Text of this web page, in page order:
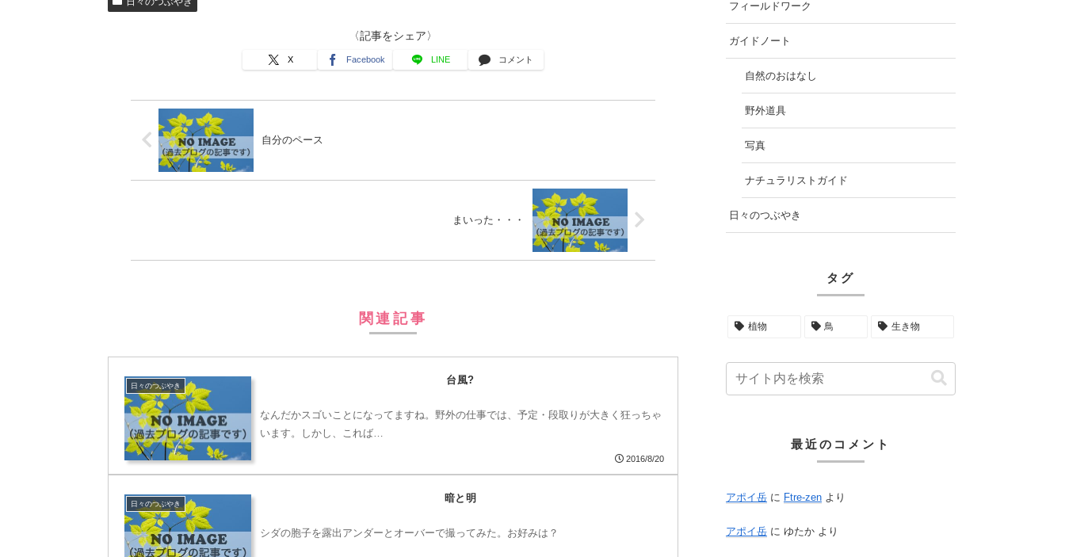
〈記事をシェア〉
X Facebook LINE コメント
自分のペース
まいった・・・
関連記事
日々のつぶやき
台風?
なんだかスゴいことになってますね。野外の仕事では、予定・段取りが大きく狂っちゃ
います。しかし、これば…
2016/8/20
日々のつぶやき
暗と明
シダの胞子を露出アンダーとオーバーで撮ってみた。お好みは？
フィールドワーク
ガイドノート
自然のおはなし
野外道具
写真
ナチュラリストガイド
日々のつぶやき
タグ
植物 鳥 生き物
最近のコメント
アポイ岳 に Ftre-zen より
アポイ岳 に ゆたか より